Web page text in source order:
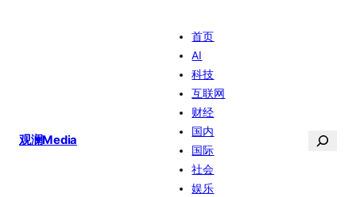
观澜Media
首页
AI
科技
互联网
财经
国内
国际
社会
娱乐
搜